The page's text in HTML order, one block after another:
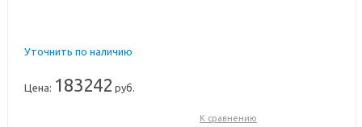
Уточнить по наличию
Цена: 183242 руб.
К сравнению